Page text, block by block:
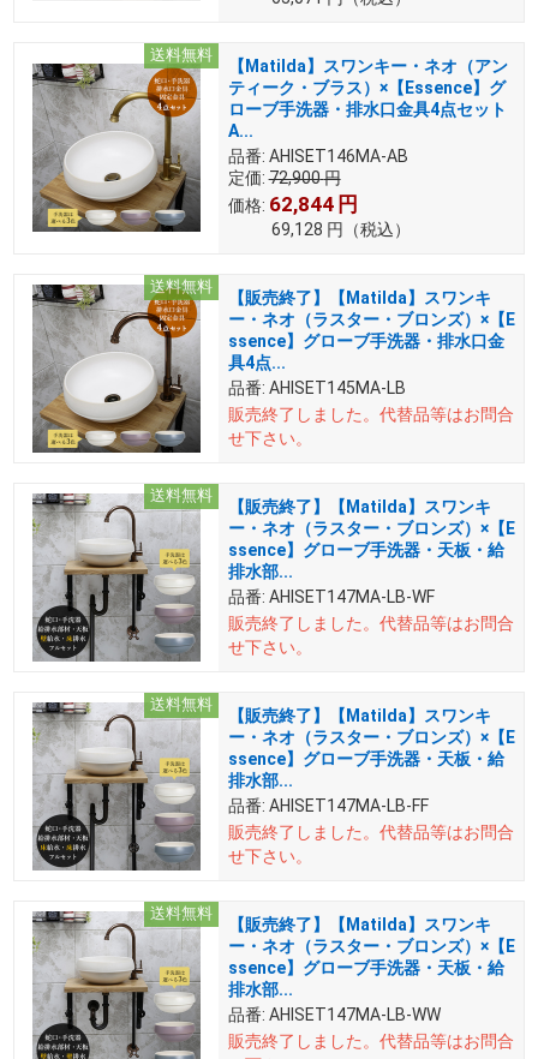
送料無料
【Matilda】スワンキー・ネオ（アン
ティーク・ブラス）×【Essence】グ
ローブ手洗器・排水口金具4点セット
A...
品番: AHISET146MA-AB
定価: 72,900円
価格: 62,844 円
69,128 円 （税込）
送料無料
【販売終了】【Matilda】スワンキ
ー・ネオ（ラスター・ブロンズ）×【E
ssence】グローブ手洗器・排水口金
具4点...
品番: AHISET145MA-LB
販売終了しました。 代替品等はお問合
せ下さい。
送料無料
【販売終了】【Matilda】スワンキ
ー・ネオ（ラスター・ブロンズ）×【E
ssence】グローブ手洗器・天板・給
排水部...
品番: AHISET147MA-LB-WF
販売終了しました。 代替品等はお問合
せ下さい。
送料無料
【販売終了】【Matilda】スワンキ
ー・ネオ（ラスター・ブロンズ）×【E
ssence】グローブ手洗器・天板・給
排水部...
品番: AHISET147MA-LB-FF
販売終了しました。 代替品等はお問合
せ下さい。
送料無料
【販売終了】【Matilda】スワンキ
ー・ネオ（ラスター・ブロンズ）×【E
ssence】グローブ手洗器・天板・給
排水部...
品番: AHISET147MA-LB-WW
販売終了しました。 代替品等はお問合